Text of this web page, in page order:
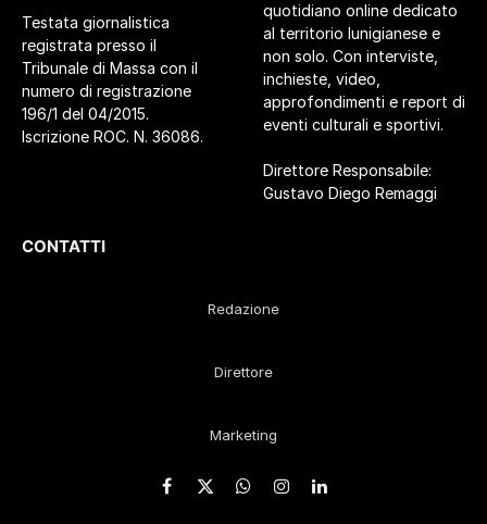
Testata giornalistica
registrata presso il
Tribunale di Massa con il
numero di registrazione
196/1 del 04/2015.
Iscrizione ROC. N. 36086.
quotidiano online dedicato
al territorio lunigianese e
non solo. Con interviste,
inchieste, video,
approfondimenti e report di
eventi culturali e sportivi.
Direttore Responsabile:
Gustavo Diego Remaggi
CONTATTI
Redazione
Direttore
Marketing
Facebook
X
WhatsApp
Instagram
LinkedIn